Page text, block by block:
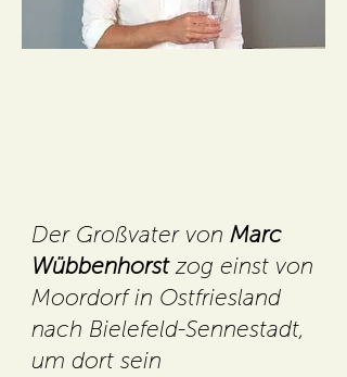
Der Großvater von Marc
Wübbenhorstzog einst von
Moordorf in Ostfriesland
nach Bielefeld-Sennestadt,
um dort sein